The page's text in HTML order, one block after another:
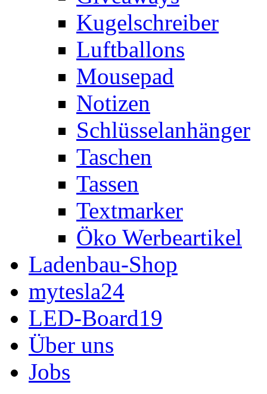
Kugelschreiber
Luftballons
Mousepad
Notizen
Schlüsselanhänger
Taschen
Tassen
Textmarker
Öko Werbeartikel
Ladenbau-Shop
mytesla24
LED-Board19
Über uns
Jobs